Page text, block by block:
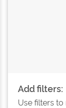
Add filters:
Use filters